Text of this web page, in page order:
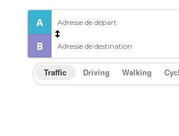
Traffic Driving Walking